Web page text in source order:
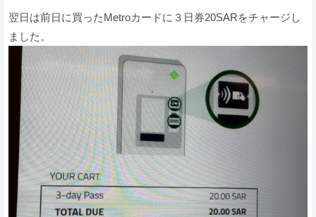
翌日は前日に買ったMetroカードに３日券20SARをチャージし
ました。